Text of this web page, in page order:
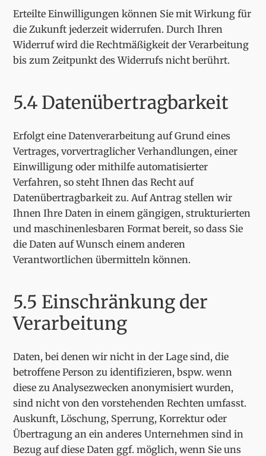
Erteilte Einwilligungen können Sie mit Wirkung für
die Zukunft jederzeit widerrufen. Durch Ihren
Widerruf wird die Rechtmäßigkeit der Verarbeitung
bis zum Zeitpunkt des Widerrufs nicht berührt.
5.4 Datenübertragbarkeit
Erfolgt eine Datenverarbeitung auf Grund eines
Vertrages, vorvertraglicher Verhandlungen, einer
Einwilligung oder mithilfe automatisierter
Verfahren, so steht Ihnen das Recht auf
Datenübertragbarkeit zu. Auf Antrag stellen wir
Ihnen Ihre Daten in einem gängigen, strukturierten
und maschinenlesbaren Format bereit, so dass Sie
die Daten auf Wunsch einem anderen
Verantwortlichen übermitteln können.
5.5 Einschränkung der
Verarbeitung
Daten, bei denen wir nicht in der Lage sind, die
betroffene Person zu identifizieren, bspw. wenn
diese zu Analysezwecken anonymisiert wurden,
sind nicht von den vorstehenden Rechten umfasst.
Auskunft, Löschung, Sperrung, Korrektur oder
Übertragung an ein anderes Unternehmen sind in
Bezug auf diese Daten ggf. möglich, wenn Sie uns